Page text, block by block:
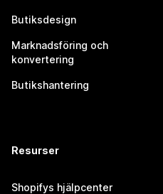
Butiksdesign
Marknadsföring och
konvertering
Butikshantering
Resurser
Shopifys hjälpcenter